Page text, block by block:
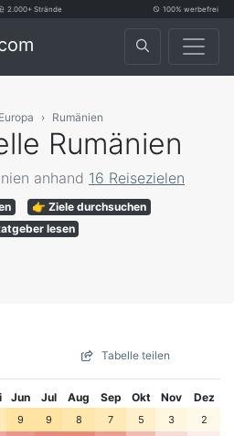
2.000+ Strände 100% werbefrei
Europa Rumänien
Rumänien
anhand 16 Reisezielen
👉 Ziele durchsuchen
lesen
Tabelle teilen
Jun Jul Aug Sep Okt Nov Dez
9 9 8 7 5 3
2